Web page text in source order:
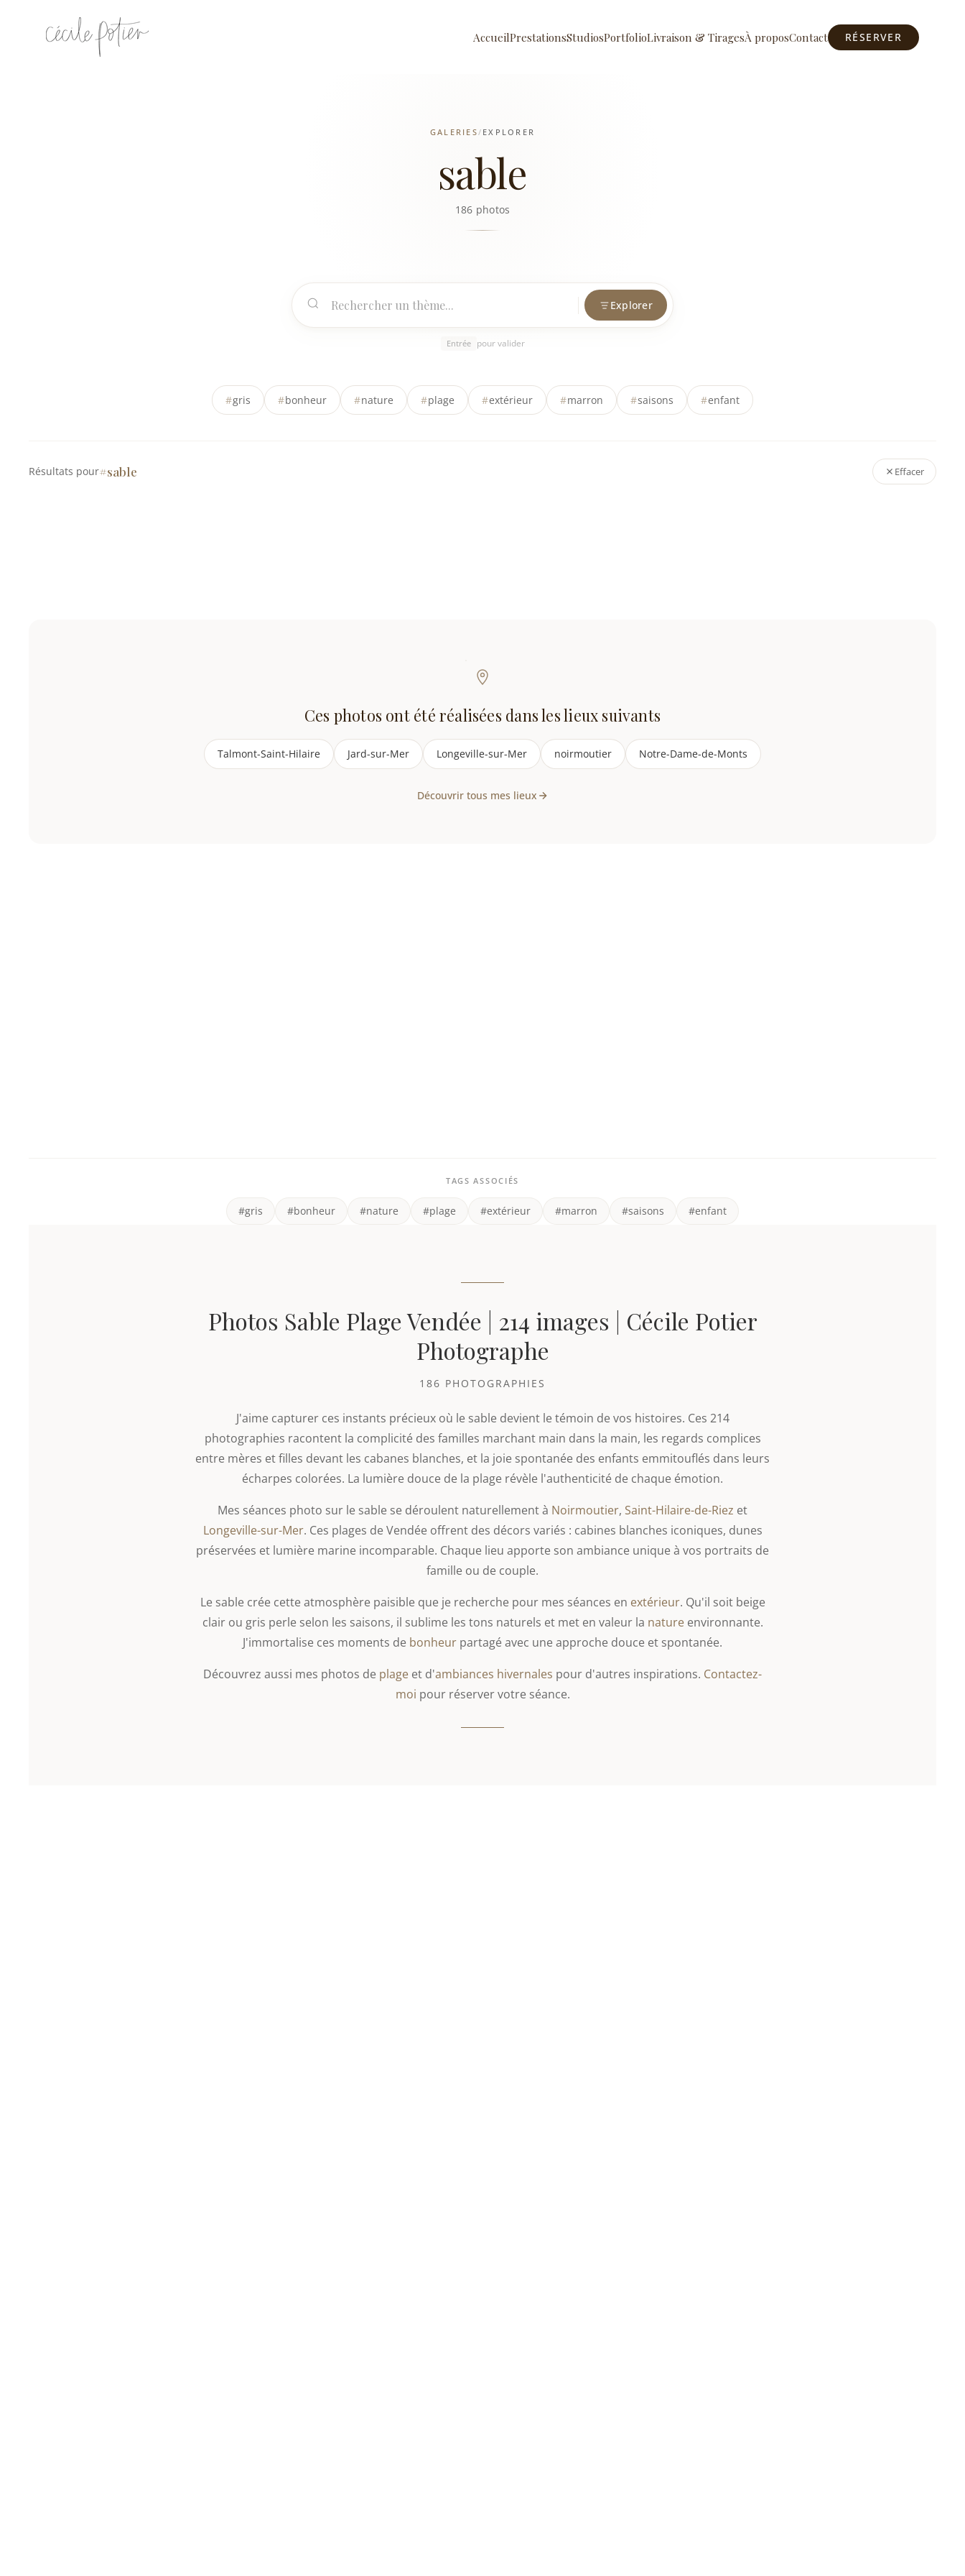
AccueilPrestationsStudiosPortfolioLivraison & TiragesÀ proposContact RÉSERVER
GALERIES/ EXPLORER
sable
186 photos
Explorer
Entrée pour valider
#gris #bonheur #nature #plage #extérieur #marron #saisons #enfant
Résultats pour#sable Effacer
Ces photos ont été réalisées dans les lieux suivants
Talmont-Saint-Hilaire Jard-sur-Mer Longeville-sur-Mer noirmoutier Notre-Dame-de-Monts
Découvrir tous mes lieux
TAGS ASSOCIÉS
#gris #bonheur #nature #plage #extérieur #marron #saisons #enfant
Photos Sable Plage Vendée | 214 images | Cécile Potier
Photographe
186 PHOTOGRAPHIES
J'aime capturer ces instants précieux où le sable devient le témoin de vos histoires. Ces 214
photographies racontent la complicité des familles marchant main dans la main, les regards complices
entre mères et filles devant les cabanes blanches, et la joie spontanée des enfants emmitouflés dans leurs
écharpes colorées. La lumière douce de la plage révèle l'authenticité de chaque émotion.
Mes séances photo sur le sable se déroulent naturellement à Noirmoutier, Saint-Hilaire-de-Riez et
Longeville-sur-Mer. Ces plages de Vendée offrent des décors variés : cabines blanches iconiques, dunes
préservées et lumière marine incomparable. Chaque lieu apporte son ambiance unique à vos portraits de
famille ou de couple.
Le sable crée cette atmosphère paisible que je recherche pour mes séances en extérieur. Qu'il soit beige
clair ou gris perle selon les saisons, il sublime les tons naturels et met en valeur la natureenvironnante.
J'immortalise ces moments de bonheur partagé avec une approche douce et spontanée.
Découvrez aussi mes photos de plage et d'ambiances hivernales pour d'autres inspirations. Contactez-
moi pour réserver votre séance.